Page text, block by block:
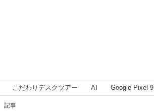
こだわりデスクツアー AI Google Pixel 9
記事